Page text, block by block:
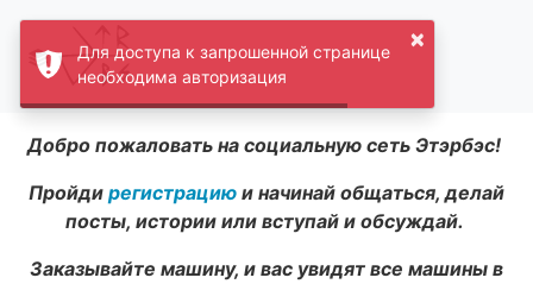
Добро пожаловать на социальную сеть Этэрбэс!
Пройди регистрацию и начинай общаться, делай
посты, истории или вступай и обсуждай.
Заказывайте машину, и вас увидят все машины в
×
Для доступа к запрошенной странице
необходима авторизация